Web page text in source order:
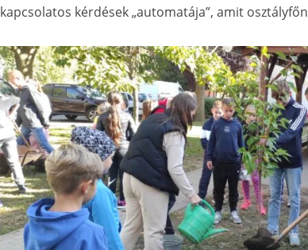
kapcsolatos kérdések „automatája”, amit